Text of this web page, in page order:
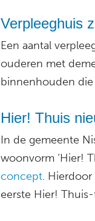
Verpleeghuis
Een aantal
ouderen met
binnenhouden
Hier! Thuis
In de gemeente
woonvorm ‘Hier!
concept.
eerste Hier!